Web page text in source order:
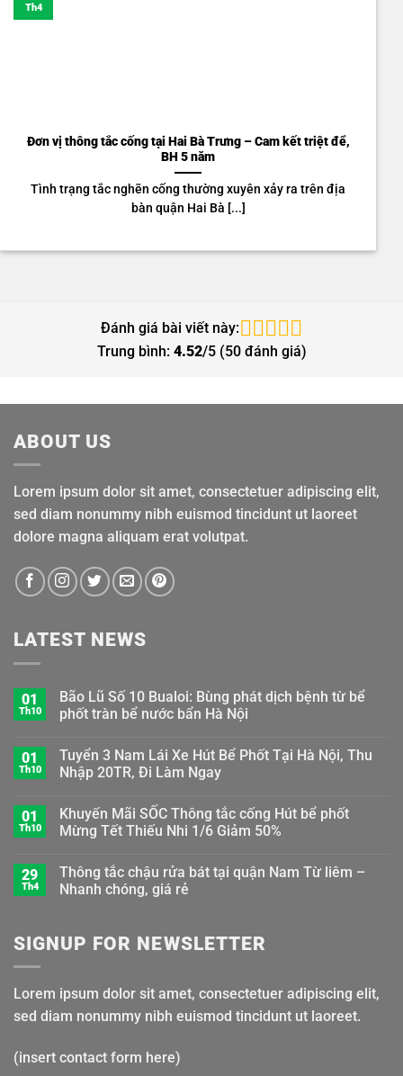
Đơn vị thông tắc cống tại Hai Bà Trưng – Cam kết triệt để,
BH 5 năm
Tình trạng tắc nghẽn cống thường xuyên xảy ra trên địa
bàn quận Hai Bà [...]
Th4
Đánh giá bài viết này:
Trung bình: 4.52/5 (50đánh giá)
ABOUT US
Lorem ipsum dolor sit amet, consectetuer adipiscing elit,
sed diam nonummy nibh euismod tincidunt ut laoreet
dolore magna aliquam erat volutpat.
LATEST NEWS
01
Th10
Bão Lũ Số 10 Bualoi: Bùng phát dịch bệnh từ bể
phốt tràn bể nước bẩn Hà Nội
01
Th10
Tuyển 3 Nam Lái Xe Hút Bể Phốt Tại Hà Nội, Thu
Nhập 20TR, Đi Làm Ngay
01
Th10
Khuyến Mãi SỐC Thông tắc cống Hút bể phốt
Mừng Tết Thiếu Nhi 1/6 Giảm 50%
29
Th4
Thông tắc chậu rửa bát tại quận Nam Từ liêm –
Nhanh chóng, giá rẻ
SIGNUP FOR NEWSLETTER
Lorem ipsum dolor sit amet, consectetuer adipiscing elit,
sed diam nonummy nibh euismod tincidunt ut laoreet.
(insert contact form here)